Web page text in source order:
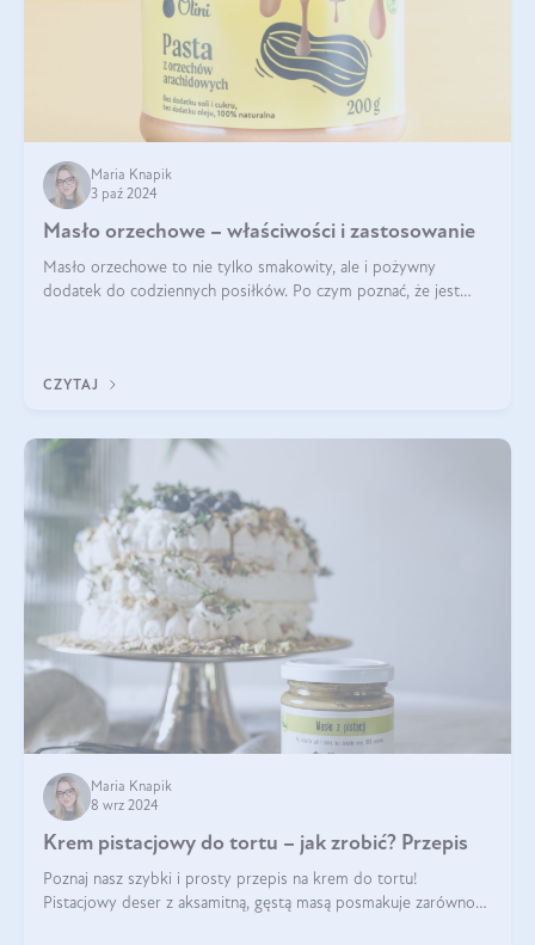
Maria Knapik
3 paź 2024
Masło orzechowe – właściwości i zastosowanie
Masło orzechowe to nie tylko smakowity, ale i pożywny
dodatek do codziennych posiłków. Po czym poznać, że jest
CZYTAJ
Maria Knapik
8 wrz 2024
Krem pistacjowy do tortu – jak zrobić? Przepis
Poznaj nasz szybki i prosty przepis na krem do tortu!
Pistacjowy deser z aksamitną, gęstą masą posmakuje zarówno